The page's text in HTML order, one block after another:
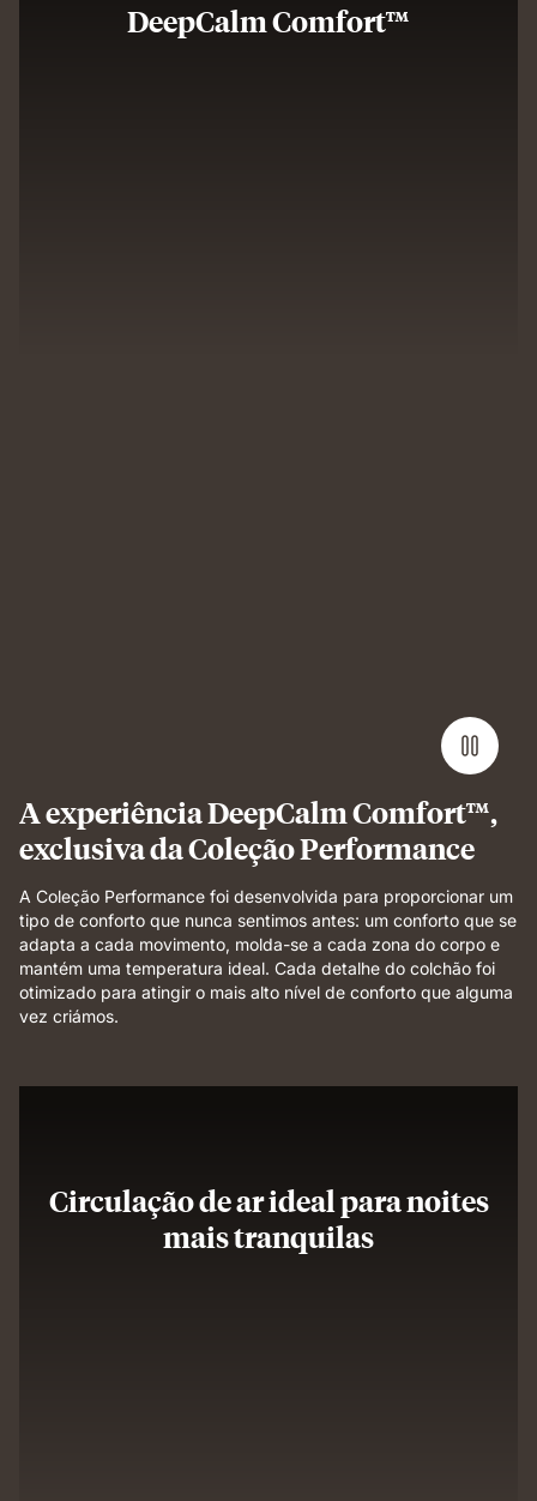
DeepCalm Comfort™
A experiência DeepCalm Comfort™,
exclusiva da Coleção Performance
A Coleção Performance foi desenvolvida para proporcionar um
tipo de conforto que nunca sentimos antes: um conforto que se
adapta a cada movimento, molda-se a cada zona do corpo e
mantém uma temperatura ideal. Cada detalhe do colchão foi
otimizado para atingir o mais alto nível de conforto que alguma
vez criámos.
Circulação de ar ideal para noites
mais tranquilas